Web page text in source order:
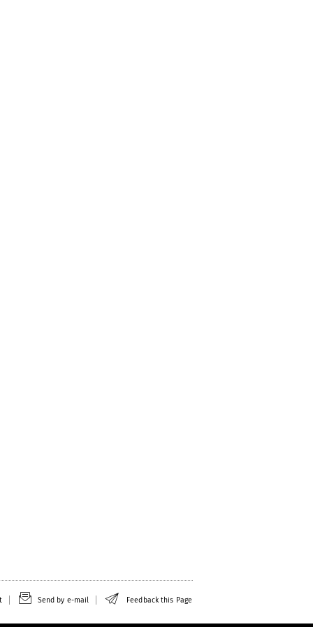
Send by e-mail Feedback this Page